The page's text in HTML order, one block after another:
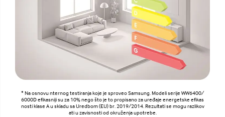
* Na osnovu nternog testiranja koje je sproveo Samsung. Modeli serije WW6400/
6000D efikasniji su za 10% nego što je to propisano za uređaje energetske efikas
nosti klase A u skladu sa Uredbom (EU) br. 2019/2014. Rezultati se mogu razlikov
ati u zavisnosti od okruženja upotrebe.